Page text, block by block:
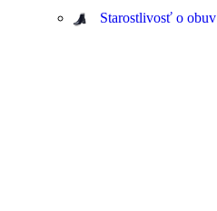
Starostlivosť o obuv